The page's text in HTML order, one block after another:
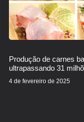
Produção de carnes
ultrapassando 31
4 de fevereiro de 2025